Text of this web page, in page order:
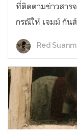
ที่ติดตามข่าวสาร
กรณีให้ เจมม์ กัน
Red